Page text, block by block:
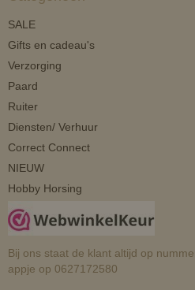
SALE
Gifts en cadeau's
Verzorging
Paard
Ruiter
Diensten/ Verhuur
Correct Connect
NIEUW
Hobby Horsing
Bij ons staat de klant altijd op
appje op 0627172580